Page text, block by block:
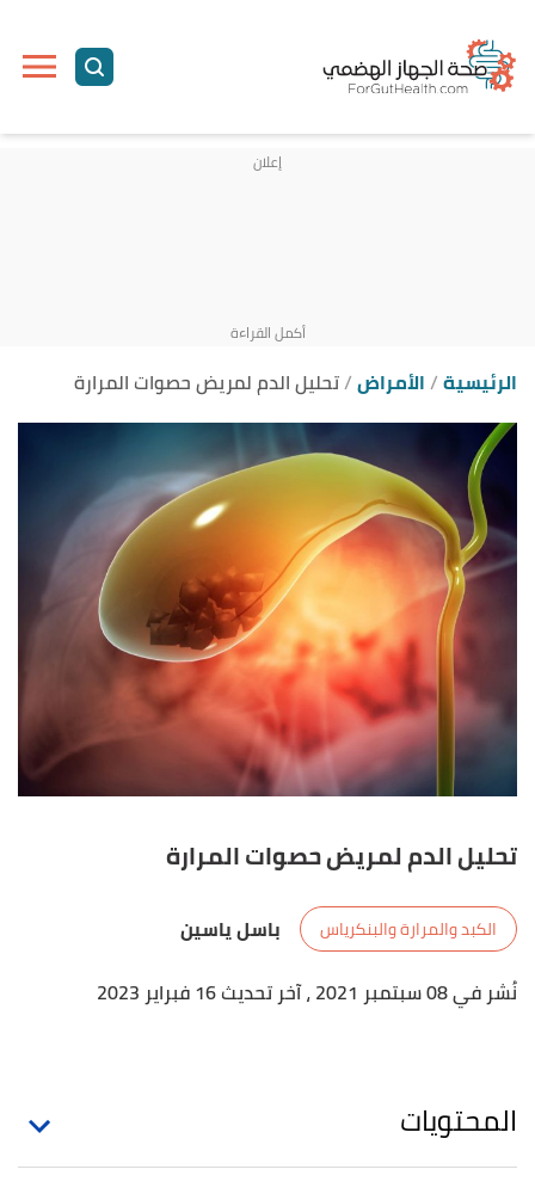
الرئيسية الأمراض تحليل الدم لمريض حصوات المرارة
تحليل الدم لمريض حصوات المرارة
الكبد والمرارة والبنكرياس
باسل ياسين
نُشر في 08 سبتمبر 2021
، آخر تحديث 16 فبراير 2023
المحتويات